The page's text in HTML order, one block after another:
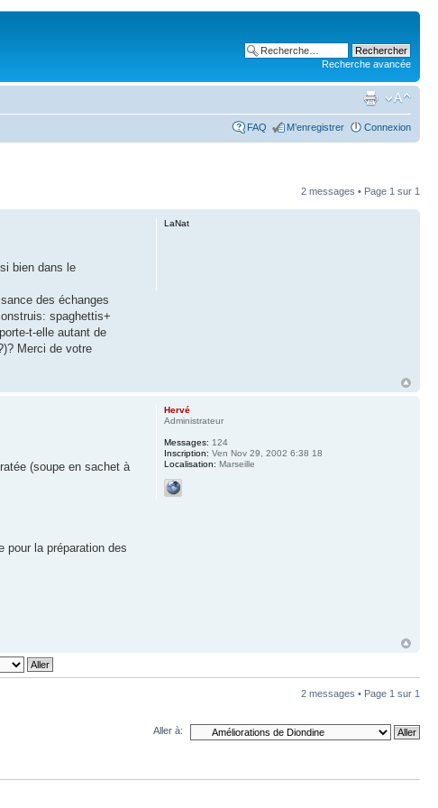
Recherche avancée
FAQ M’enregistrer Connexion
2 messages • Page 1 sur 1
bien dans le
des échanges
spaghettis+
t-elle autant de
Merci de votre
LaNat
(soupe en sachet à
pour la préparation des
Hervé
Administrateur
Messages: 124
Inscription: Ven Nov 29, 2002 6:38 18
Localisation: Marseille
2 messages • Page 1 sur 1
Aller à: